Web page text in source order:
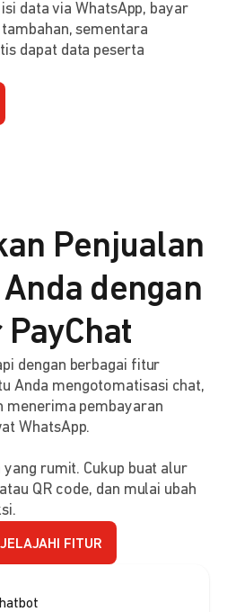
data via WhatsApp, bayar
sementara
dapat data peserta
Penjualan
dengan
dengan berbagai fitur
Anda mengotomatisasi chat,
menerima pembayaran
WhatsApp.
yang rumit. Cukup buat alur
QR code, dan mulai ubah
JELAJAHI FITUR